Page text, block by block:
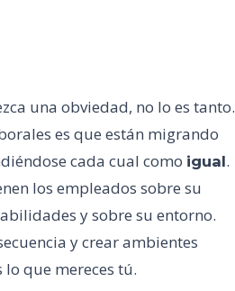
una obviedad, no lo es tanto.
es que están migrando
cada cual como igual.
los empleados sobre su
y sobre su entorno.
y crear ambientes
lo que mereces tú.